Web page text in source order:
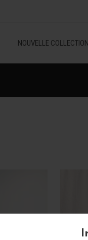
NOUVELLE COLLECTION